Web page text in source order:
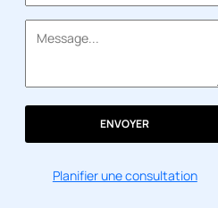
ENVOYER
Planifier une consultation